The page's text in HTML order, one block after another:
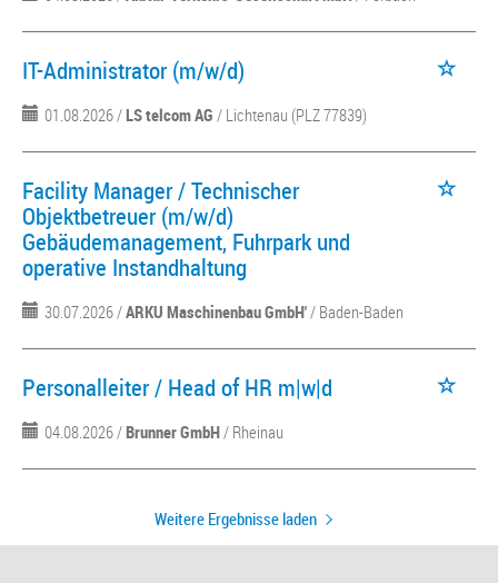
IT-Administrator (m/w/d)
01.08.2026 /LS telcom AG / Lichtenau (PLZ 77839)
Facility Manager / Technischer
Objektbetreuer (m/w/d)
Gebäudemanagement, Fuhrpark und
operative Instandhaltung
30.07.2026 /ARKU Maschinenbau GmbH'/ Baden-Baden
Personalleiter / Head of HR m|w|d
04.08.2026 /Brunner GmbH/ Rheinau
Weitere Ergebnisse laden